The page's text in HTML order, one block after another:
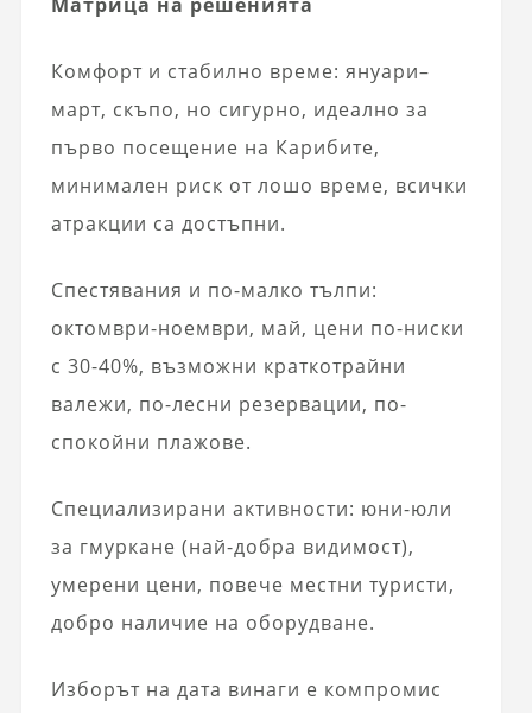
Комфорт и стабилно време: януари–
март, скъпо, но сигурно, идеално за
първо посещение на Карибите,
минимален риск от лошо време, всички
атракции са достъпни.
Спестявания и по-малко тълпи:
октомври-ноември, май, цени по-ниски
с 30-40%, възможни краткотрайни
валежи, по-лесни резервации, по-
спокойни плажове.
Специализирани активности: юни-юли
за гмуркане (най-добра видимост),
умерени цени, повече местни туристи,
добро наличие на оборудване.
Изборът на дата винаги е компромис